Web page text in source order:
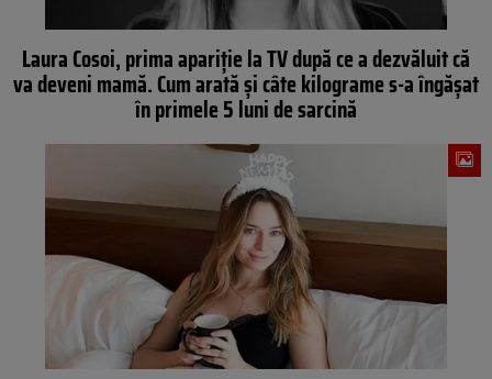
Laura Cosoi, prima apariţie la TV după ce a dezvăluit că
va deveni mamă. Cum arată şi câte kilograme s-a îngăşat
în primele 5 luni de sarcină